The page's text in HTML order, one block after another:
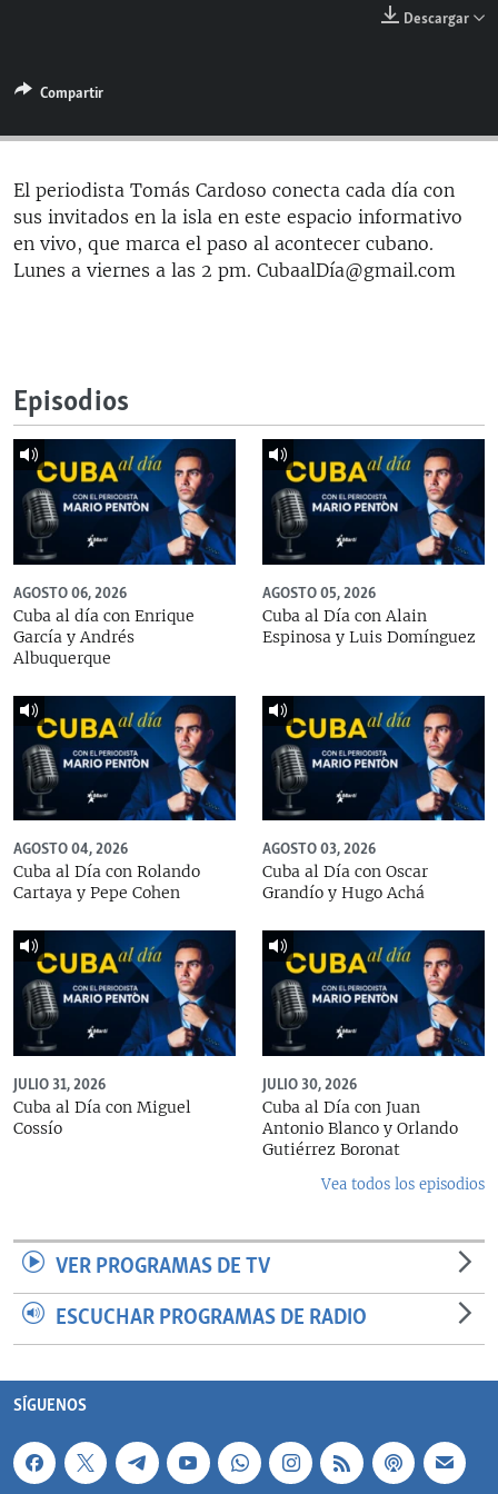
ESPECIALES
LA REALIDAD DE LA VIVIENDA EN CUBA
SER VIEJO EN CUBA
KENTU-CUBANO
LOS SANTOS DE HIALEAH
MULTIMEDIA
EDITORIALES
SÍGUENOS
Descargar
Compartir
El periodista Tomás Cardoso conecta cada día con
sus invitados en la isla en este espacio informativo
en vivo, que marca el paso al acontecer cubano.
Lunes a viernes a las 2 pm. CubaalDía@gmail.com
Episodios
AGOSTO 06, 2026
Cuba al día con Enrique
García y Andrés
Albuquerque
AGOSTO 05, 2026
Cuba al Día con Alain
Espinosa y Luis Domínguez
AGOSTO 04, 2026
Cuba al Día con Rolando
Cartaya y Pepe Cohen
AGOSTO 03, 2026
Cuba al Día con Oscar
Grandío y Hugo Achá
JULIO 31, 2026
Cuba al Día con Miguel
Cossío
JULIO 30, 2026
Cuba al Día con Juan
Antonio Blanco y Orlando
Gutiérrez Boronat
Vea todos los episodios
VER PROGRAMAS DE TV
ESCUCHAR PROGRAMAS DE RADIO
SÍGUENOS